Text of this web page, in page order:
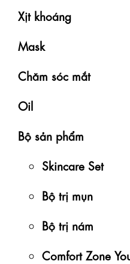
Xịt khoáng
Mask
Chăm sóc mắt
Oil
Bộ sản phẩm
Skincare Set
Bộ trị mụn
Bộ trị nám
Comfort Zone